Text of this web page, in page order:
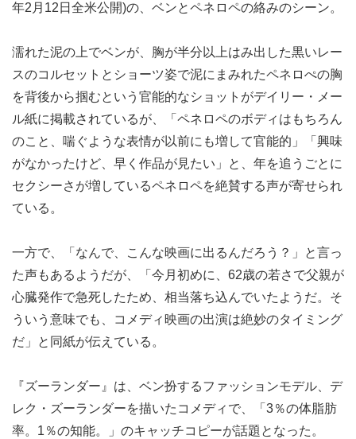
年2月12日全米公開)の、ベンとペネロペの絡みのシーン。
濡れた泥の上でベンが、胸が半分以上はみ出した黒いレー
スのコルセットとショーツ姿で泥にまみれたペネロぺの胸
を背後から掴むという官能的なショットがデイリー・メー
ル紙に掲載されているが、「ペネロペのボディはもちろん
のこと、喘ぐような表情が以前にも増して官能的」「興味
がなかったけど、早く作品が見たい」と、年を追うごとに
セクシーさが増しているペネロペを絶賛する声が寄せられ
ている。
一方で、「なんで、こんな映画に出るんだろう？」と言っ
た声もあるようだが、「今月初めに、62歳の若さで父親が
心臓発作で急死したため、相当落ち込んでいたようだ。そ
ういう意味でも、コメディ映画の出演は絶妙のタイミング
だ」と同紙が伝えている。
『ズーランダー』は、ベン扮するファッションモデル、デ
レク・ズーランダーを描いたコメディで、「3％の体脂肪
率。1％の知能。」のキャッチコピーが話題となった。